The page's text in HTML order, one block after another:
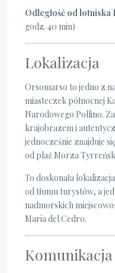
Odległość od lotniska
godz. 40 min)
Lokalizacja
Orsomarso to jedno z
miasteczek północnej
Narodowego Pollino.
krajobrazem i
jednocześnie znajduje
od plaż Morza
To doskonała
od tłumu turystów, a
nadmorskich
Maria del Cedro.
Komunikacja